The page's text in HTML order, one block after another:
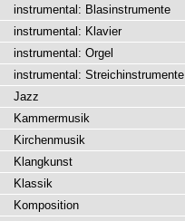
instrumental: Blasinstrumente
instrumental: Klavier
instrumental: Orgel
instrumental: Streichinstrumente
Jazz
Kammermusik
Kirchenmusik
Klangkunst
Klassik
Komposition